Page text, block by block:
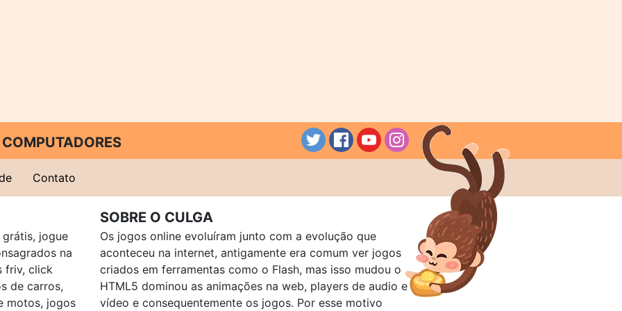
Contato
jogue
na
friv, click
de carros,
motos, jogos
SOBRE O CULGA
Os jogos online evoluíram junto com a evolução que
aconteceu na internet, antigamente era comum ver jogos
criados em ferramentas como o Flash, mas isso mudou o
HTML5 dominou as animações na web, players de audio e
vídeo e consequentemente os jogos. Por esse motivo